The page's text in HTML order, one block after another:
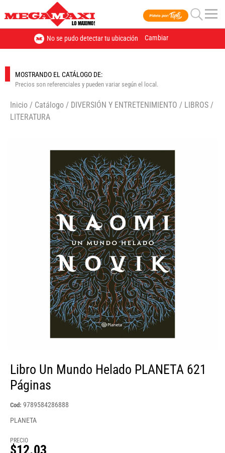
No se pudo detectar tu ubicación Cambiar
MOSTRANDO EL CATÁLOGO DE:
Precios son referenciales y pueden variar según el local.
Inicio / Catálogo / DIVERSIÓN Y ENTRETENIMIENTO / LIBROS /
LITERATURA
Libro Un Mundo Helado PLANETA 621
Páginas
Cod: 9789584286888
PLANETA
PRECIO